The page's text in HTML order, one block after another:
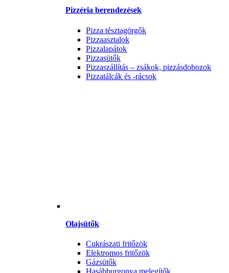
Pizzéria berendezések
Pizza tésztagörgők
Pizzaasztalok
Pizzalapátok
Pizzasütők
Pizzaszállítás – zsákok, pizzásdobozok
Pizzatálcák és -rácsok
Olajsütők
Cukrászati fritőzök
Elektromos fritőzök
Gázsütők